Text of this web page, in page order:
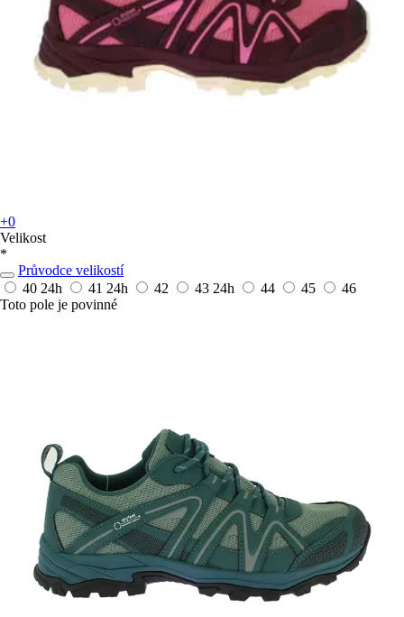
+0
Velikost
*
Průvodce velikostí
40 24h 41 24h 42 43 24h 44 45
46
Toto pole je povinné